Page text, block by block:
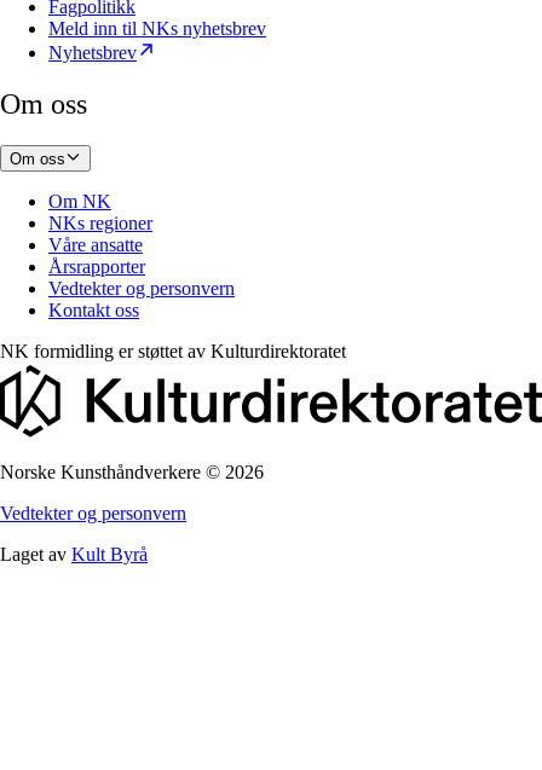
Fagpolitikk
Meld inn til NKs nyhetsbrev
Nyhetsbrev
Om oss
Om oss
Om NK
NKs regioner
Våre ansatte
Årsrapporter
Vedtekter og personvern
Kontakt oss
NK formidling er støttet av Kulturdirektoratet
Norske Kunsthåndverkere © 2026
Vedtekter og personvern
Laget av Kult Byrå